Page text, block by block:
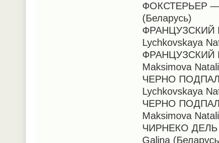
ФОКСТЕРЬЕР
(Беларусь)
ФРАНЦУЗСКИЙ
Lychkovskaya
ФРАНЦУЗСКИЙ
Maksimova
ЧЕРНО
Lychkovskaya
ЧЕРНО
Maksimova
ЧИРНЕКО ДЕЛЬ
Galina